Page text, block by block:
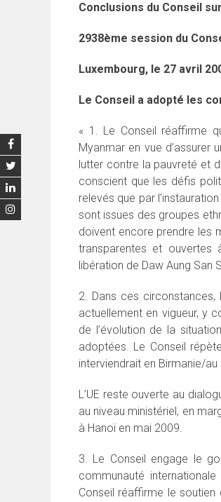
Conclusions du Conseil
2938ème session du
Luxembourg, le 27 avril
Le Conseil a adopté les
« 1. Le Conseil réaffirme
Myanmar en vue d’assurer
lutter contre la pauvreté et
conscient que les défis
relevés que par
sont issues des groupes
doivent encore prendre les
transparentes et ouvertes
libération de Daw Aung San
2. Dans ces circonstances,
actuellement en vigueur, y
de l’évolution de la
adoptées. Le Conseil
interviendrait en Birmanie/au
L’UE reste ouverte au
au niveau ministériel, en
à Hanoï en mai 2009.
3. Le Conseil engage le
communauté
Conseil réaffirme le